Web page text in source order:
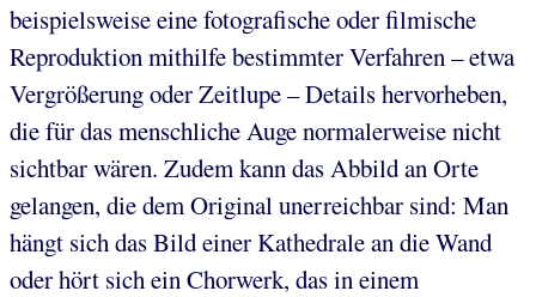
beispielsweise eine fotografische oder filmische
Reproduktion mithilfe bestimmter Verfahren – etwa
Vergrößerung oder Zeitlupe – Details hervorheben,
die für das menschliche Auge normalerweise nicht
sichtbar wären. Zudem kann das Abbild an Orte
gelangen, die dem Original unerreichbar sind: Man
hängt sich das Bild einer Kathedrale an die Wand
oder hört sich ein Chorwerk, das in einem